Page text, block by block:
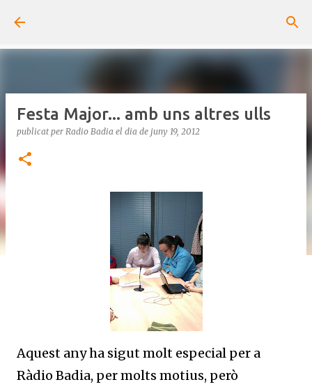
Festa Major... amb uns altres ulls
publicat per Radio Badia el dia de juny 19, 2012
Aquest any ha sigut molt especial per a
Ràdio Badia, per molts motius, però